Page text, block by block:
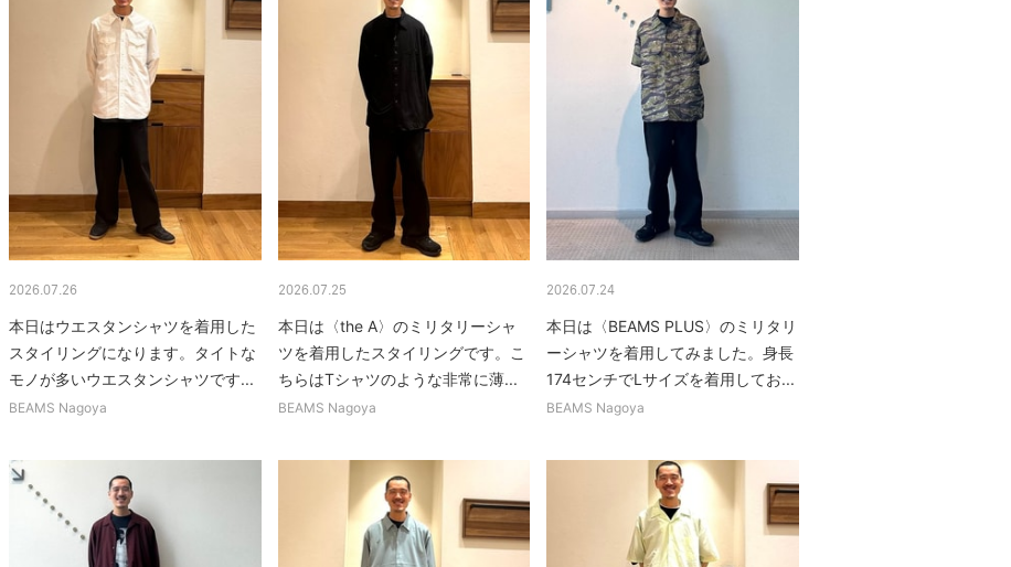
2026.07.26
本日はウエスタンシャツを着用した
スタイリングになります。タイトな
モノが多いウエスタンシャツです...
BEAMS Nagoya
2026.07.25
本日は〈the A〉のミリタリーシャ
ツを着用したスタイリングです。こ
ちらはTシャツのような非常に薄...
BEAMS Nagoya
2026.07.24
本日は〈BEAMS PLUS〉のミリタリ
ーシャツを着用してみました。身長
174センチでLサイズを着用してお...
BEAMS Nagoya